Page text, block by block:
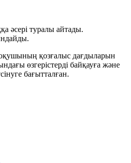
әсері туралы айтады.
оқушының қозғалыс дағдыларын
өзгерістерді байқауға және
бағытталған.